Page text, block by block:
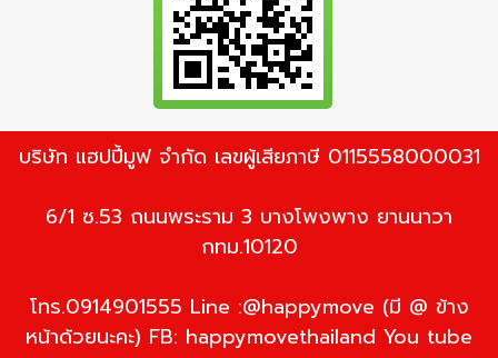
บริษัท แฮปปี้มูฟ จำกัด เลขผู้เสียภาษี 0115558000031
6/1 ซ.53 ถนนพระราม 3 บางโพงพาง ยานนาวา
กทม.10120
โทร.0914901555 Line :@happymove (มี @ ข้าง
หน้าด้วยนะคะ) FB: happymovethailand You tube